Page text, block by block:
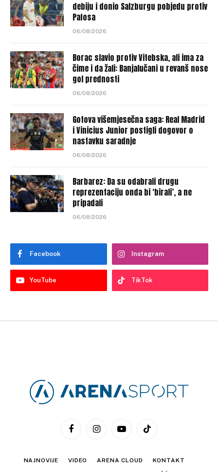
debiju i donio Salzburgu pobjedu protiv
Pafosa
06/08/2026
Borac slavio protiv Vitebska, ali ima za
čime i da žali: Banjalučani u revanš nose
gol prednosti
06/08/2026
Gotova višemjesečna saga: Real Madrid
i Vinicius Junior postigli dogovor o
nastavku saradnje
06/08/2026
Barbarez: Da su odabrali drugu
reprezentaciju onda bi ‘birali’, a ne
pripadali
06/08/2026
Facebook Instagram
YouTube TikTok
FacebookInstagramYouTubeTikTok
NAJNOVIJE VIDEO ARENA CLOUD KONTAKT